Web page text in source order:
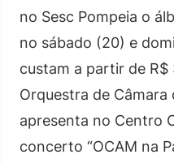
no Sesc Pompeia o
no sábado (20) e
custam a partir de
Orquestra de Câmara
apresenta no Centro
concerto “OCAM na